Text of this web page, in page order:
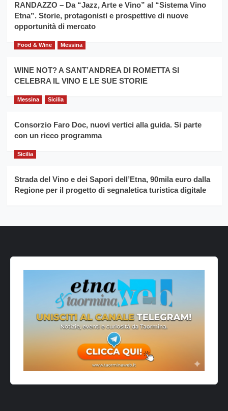
Franco
Caruso
RANDAZZO – Da “Jazz, Arte e Vino” al “Sistema Vino
Etna”. Storie, protagonisti e prospettive di nuove
opportunità di mercato
Food & Wine Messina
WINE NOT? A SANT’ANDREA DI ROMETTA SI
CELEBRA IL VINO E LE SUE STORIE
Messina Sicilia
Consorzio Faro Doc, nuovi vertici alla guida. Si parte
con un ricco programma
Sicilia
Strada del Vino e dei Sapori dell’Etna, 90mila euro dalla
Regione per il progetto di segnaletica turistica digitale